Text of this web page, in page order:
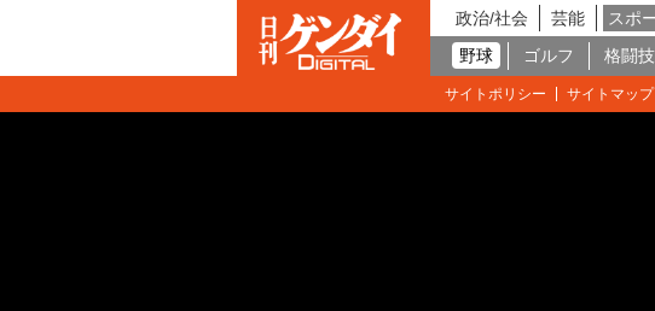
政治/社会 芸能 スポ
野球
ゴルフ 格闘技
サイトポリシー サイトマップ